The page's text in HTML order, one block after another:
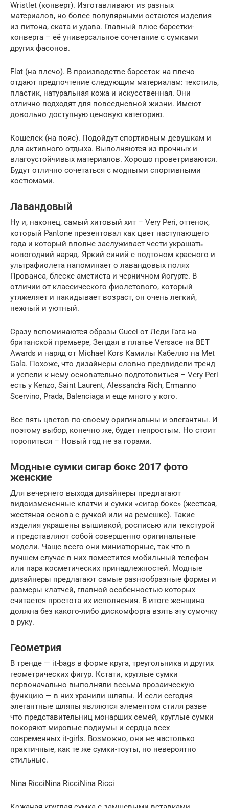
Wristlet (конверт). Изготавливают из разных
материалов, но более популярными остаются изделия
из питона, ската и удава. Главный плюс барсетки-
конверта – её универсальное сочетание с сумками
других фасонов.
Flat (на плечо). В производстве барсеток на плечо
отдают предпочтение следующим материалам: текстиль,
пластик, натуральная кожа и искусственная. Они
отлично подходят для повседневной жизни. Имеют
довольно доступную ценовую категорию.
Кошелек (на пояс). Подойдут спортивным девушкам и
для активного отдыха. Выполняются из прочных и
влагоустойчивых материалов. Хорошо проветриваются.
Будут отлично сочетаться с модными спортивными
костюмами.
Лавандовый
Ну и, наконец, самый хитовый хит – Very Peri, оттенок,
который Pantone презентовал как цвет наступающего
года и который вполне заслуживает чести украшать
новогодний наряд. Яркий синий с подтоном красного и
ультрафиолета напоминает о лавандовых полях
Прованса, блеске аметиста и черничном йогурте. В
отличии от классического фиолетового, который
утяжеляет и накидывает возраст, он очень легкий,
нежный и уютный.
Сразу вспоминаются образы Gucci от Леди Гага на
британской премьере, Зендая в платье Versace на BET
Awards и наряд от Michael Kors Камилы Кабелло на Met
Gala. Похоже, что дизайнеры словно предвидели тренд
и успели к нему основательно подготовиться – Very Peri
есть у Kenzo, Saint Laurent, Alessandra Rich, Ermanno
Scervino, Prada, Balenciaga и еще много у кого.
Все пять цветов по-своему оригинальны и элегантны. И
поэтому выбор, конечно же, будет непростым. Но стоит
торопиться – Новый год не за горами.
Модные сумки сигар бокс 2017 фото
женские
Для вечернего выхода дизайнеры предлагают
видоизмененные клатчи и сумки «сигар бокс» (жесткая,
жестяная основа с ручкой или на ремешке). Такие
изделия украшены вышивкой, росписью или текстурой
и представляют собой совершенно оригинальные
модели. Чаще всего они миниатюрные, так что в
лучшем случае в них поместится мобильный телефон
или пара косметических принадлежностей. Модные
дизайнеры предлагают самые разнообразные формы и
размеры клатчей, главной особенностью которых
считается простота их исполнения. В итоге женщина
должна без какого-либо дискомфорта взять эту сумочку
в руку.
Геометрия
В тренде — it-bags в форме круга, треугольника и других
геометрических фигур. Кстати, круглые сумки
первоначально выполняли весьма прозаическую
функцию — в них хранили шляпы. И если сегодня
элегантные шляпы являются элементом стиля разве
что представительниц монарших семей, круглые сумки
покоряют мировые подиумы и сердца всех
современных it-girls. Возможно, они не настолько
практичные, как те же сумки-тоуты, но невероятно
стильные.
Nina RicciNina RicciNina Ricci